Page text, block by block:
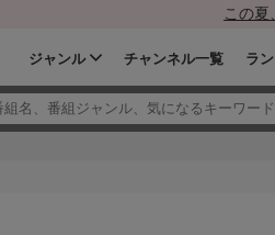
この夏
ジャンル チャンネル一覧 ラ